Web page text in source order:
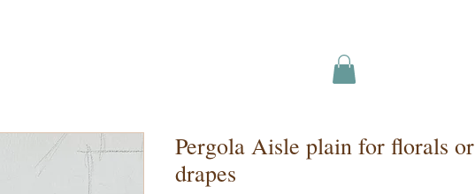
Pergola Aisle plain for florals or
drapes